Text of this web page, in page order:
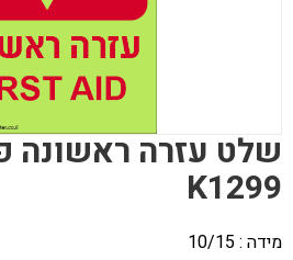
שלט עזרה ראשונה
K1299
מידה : 10/15